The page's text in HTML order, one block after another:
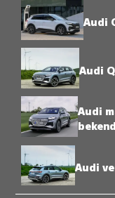
Audi
Audi
Audi
bekend
Audi